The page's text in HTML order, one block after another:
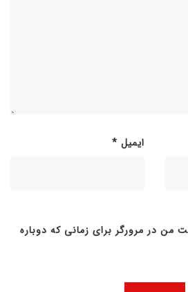
ایمیل *
من در مرورگر برای زمانی که دوباره